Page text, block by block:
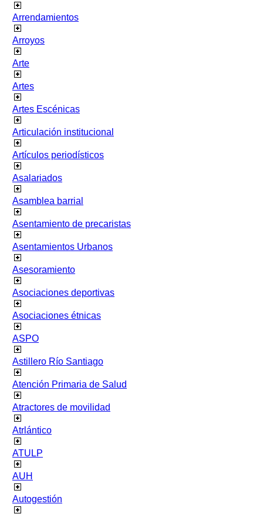
Arrendamientos
Arroyos
Arte
Artes
Artes Escénicas
Articulación institucional
Artículos periodísticos
Asalariados
Asamblea barrial
Asentamiento de precaristas
Asentamientos Urbanos
Asesoramiento
Asociaciones deportivas
Asociaciones étnicas
ASPO
Astillero Río Santiago
Atención Primaria de Salud
Atractores de movilidad
Atrlántico
ATULP
AUH
Autogestión